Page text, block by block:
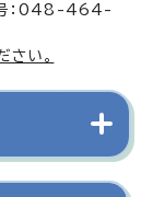
：048-464-
さい。